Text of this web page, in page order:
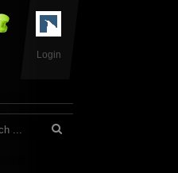
Login